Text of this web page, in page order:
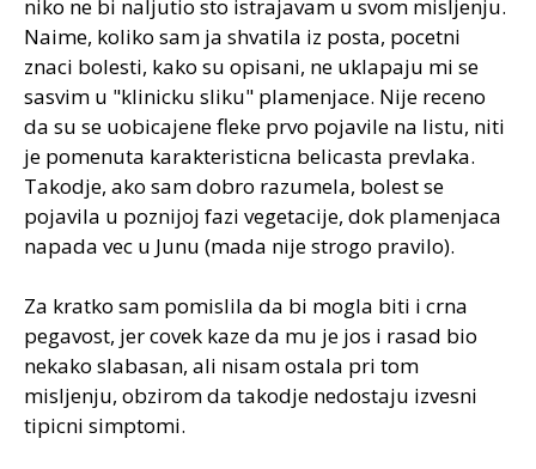
niko ne bi naljutio sto istrajavam u svom misljenju.
Naime, koliko sam ja shvatila iz posta, pocetni
znaci bolesti, kako su opisani, ne uklapaju mi se
sasvim u "klinicku sliku" plamenjace. Nije receno
da su se uobicajene fleke prvo pojavile na listu, niti
je pomenuta karakteristicna belicasta prevlaka.
Takodje, ako sam dobro razumela, bolest se
pojavila u poznijoj fazi vegetacije, dok plamenjaca
napada vec u Junu (mada nije strogo pravilo).
Za kratko sam pomislila da bi mogla biti i crna
pegavost, jer covek kaze da mu je jos i rasad bio
nekako slabasan, ali nisam ostala pri tom
misljenju, obzirom da takodje nedostaju izvesni
tipicni simptomi.